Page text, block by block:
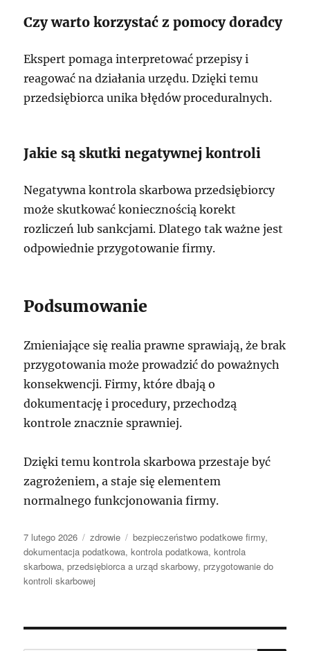
Czy warto korzystać z pomocy doradcy
Ekspert pomaga interpretować przepisy i
reagować na działania urzędu. Dzięki temu
przedsiębiorca unika błędów proceduralnych.
Jakie są skutki negatywnej kontroli
Negatywna kontrola skarbowa przedsiębiorcy
może skutkować koniecznością korekt
rozliczeń lub sankcjami. Dlatego tak ważne jest
odpowiednie przygotowanie firmy.
Podsumowanie
Zmieniające się realia prawne sprawiają, że brak
przygotowania może prowadzić do poważnych
konsekwencji. Firmy, które dbają o
dokumentację i procedury, przechodzą
kontrole znacznie sprawniej.
Dzięki temu kontrola skarbowa przestaje być
zagrożeniem, a staje się elementem
normalnego funkcjonowania firmy.
Data
publikacji
7 lutego 2026 Kategorie
zdrowie Tagi
bezpieczeństwo podatkowe firmy,
dokumentacja podatkowa,kontrola podatkowa,kontrola
skarbowa,przedsiębiorca a urząd skarbowy,przygotowanie do
kontroli skarbowej